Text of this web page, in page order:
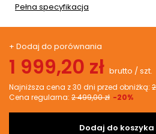
Pełna specyfikacja
+ Dodaj do porównania
1 999,20 zł brutto /szt.
Najniższa cena z 30 dni przed obniżką:
Cena regularna: 2 499,00 zł -20%
Dodaj do koszyka